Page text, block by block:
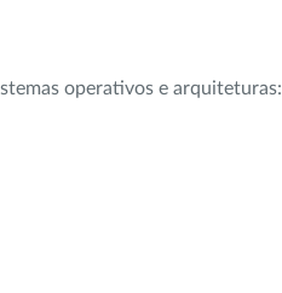
operativos e arquiteturas: